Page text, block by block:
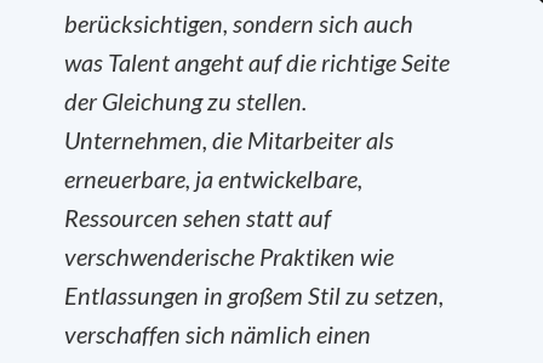
berücksichtigen, sondern sich auch
was Talent angeht auf die richtige Seite
der Gleichung zu stellen.
Unternehmen, die Mitarbeiter als
erneuerbare, ja entwickelbare,
Ressourcen sehen statt auf
verschwenderische Praktiken wie
Entlassungen in großem Stil zu setzen,
verschaffen sich nämlich einen